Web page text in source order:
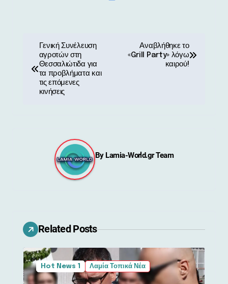
ρ
θ
ρ
Γενική Συνέλευση
αγροτών στη
Θεσσαλιώτιδα για
τα προβλήματα και
τις επόμενες
κινήσεις
Αναβλήθηκε το
«Grill Party» λόγω
καιρού!
By Lamia-World.gr Team
Related Posts
Hot News 1 Λαμία Τοπικά Νέα